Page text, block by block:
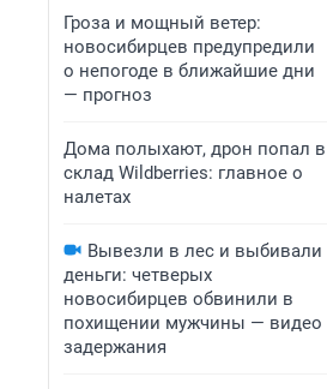
Гроза и мощный ветер:
новосибирцев предупредили
о непогоде в ближайшие дни
— прогноз
Дома полыхают, дрон попал в
склад Wildberries: главное о
налетах
Вывезли в лес и выбивали
деньги: четверых
новосибирцев обвинили в
похищении мужчины — видео
задержания